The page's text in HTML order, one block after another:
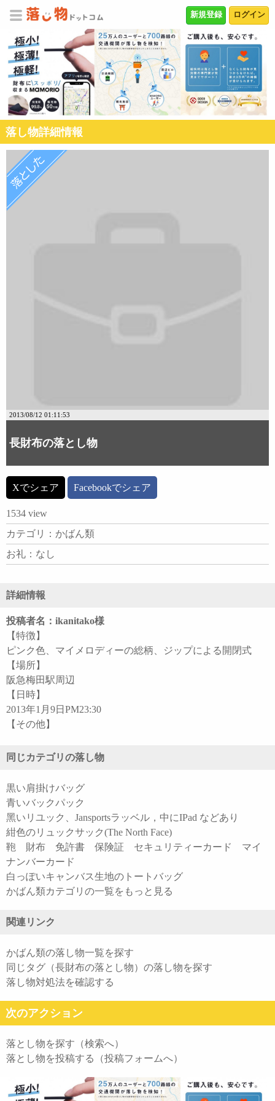
ログイン
新規登録
落し物詳細情報
2013/08/12 01:11:53
長財布の落とし物
Xでシェア Facebookでシェア
1534 view
カテゴリ：かばん類
お礼：なし
詳細情報
投稿者名：ikanitako様
【特徴】
ピンク色、マイメロディーの総柄、ジップによる開閉式
【場所】
阪急梅田駅周辺
【日時】
2013年1月9日PM23:30
【その他】
同じカテゴリの落し物
黒い肩掛けバッグ
青いバックパック
黑いリユック、Jansportsラッベル，中にIPad などあり
紺色のリュックサック(The North Face)
鞄 財布 免許書 保険証 セキュリティーカード マイ
ナンバーカード
白っぽいキャンバス生地のトートバッグ
かばん類カテゴリの一覧をもっと見る
関連リンク
かばん類の落し物一覧を探す
同じタグ（長財布の落とし物）の落し物を探す
落し物対処法を確認する
次のアクション
落とし物を探す（検索へ）
落とし物を投稿する（投稿フォームへ）